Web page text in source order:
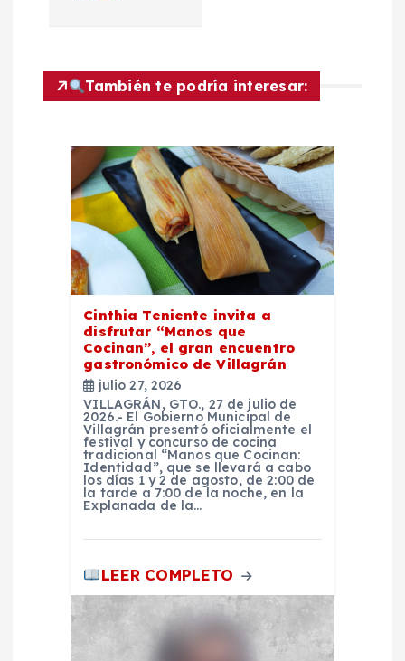
ó
n
También te podría interesar:
Cinthia Teniente invita a
disfrutar “Manos que
Cocinan”, el gran encuentro
gastronómico de Villagrán
julio 27, 2026
VILLAGRÁN, GTO., 27 de julio de
2026.- El Gobierno Municipal de
Villagrán presentó oficialmente el
festival y concurso de cocina
tradicional “Manos que Cocinan:
Identidad”, que se llevará a cabo
los días 1 y 2 de agosto, de 2:00 de
la tarde a 7:00 de la noche, en la
Explanada de la…
LEER COMPLETO